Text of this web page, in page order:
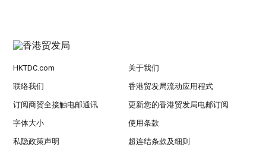
HKTDC.com 关于我们
联络我们 香港贸发局流动应用程式
订阅商贸全接触电邮通讯 更新您的香港贸发局电邮订阅
字体大小 使用条款
私隐政策声明 超连结条款及细则